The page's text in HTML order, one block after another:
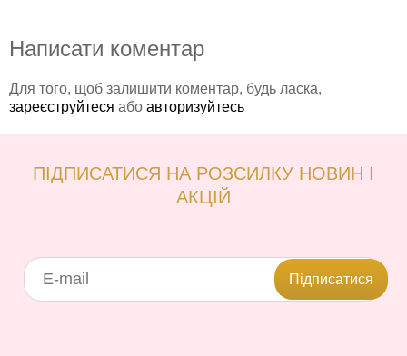
Написати коментар
Для того, щоб залишити коментар, будь ласка,
зареєструйтеся або авторизуйтесь
ПІДПИСАТИСЯ НА РОЗСИЛКУ НОВИН І
АКЦІЙ
Підписатися